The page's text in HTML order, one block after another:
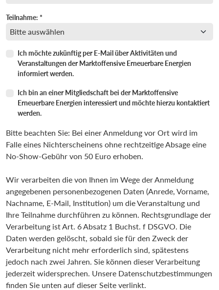
Teilnahme: *
Ich möchte zukünftig per E-Mail über Aktivitäten und
Veranstaltungen der Marktoffensive Erneuerbare Energien
informiert werden.
Ich bin an einer Mitgliedschaft bei der Marktoffensive
Erneuerbare Energien interessiert und möchte hierzu kontaktiert
werden.
Bitte beachten Sie: Bei einer Anmeldung vor Ort wird im
Falle eines Nichterscheinens ohne rechtzeitige Absage eine
No-Show-Gebühr von 50 Euro erhoben.
Wir verarbeiten die von Ihnen im Wege der Anmeldung
angegebenen personenbezogenen Daten (Anrede, Vorname,
Nachname, E-Mail, Institution) um die Veranstaltung und
Ihre Teilnahme durchführen zu können. Rechtsgrundlage der
Verarbeitung ist Art. 6 Absatz 1 Buchst. f DSGVO. Die
Daten werden gelöscht, sobald sie für den Zweck der
Verarbeitung nicht mehr erforderlich sind, spätestens
jedoch nach zwei Jahren. Sie können dieser Verarbeitung
jederzeit widersprechen. Unsere Datenschutzbestimmungen
finden Sie unten auf dieser Seite verlinkt.